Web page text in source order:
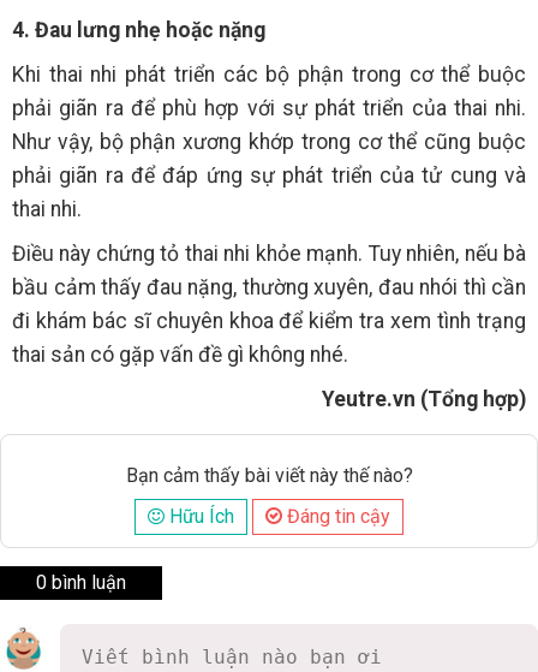
4. Đau lưng nhẹ hoặc nặng
Khi thai nhi phát triển các bộ phận trong cơ thể buộc
phải giãn ra để phù hợp với sự phát triển của thai nhi.
Như vậy, bộ phận xương khớp trong cơ thể cũng buộc
phải giãn ra để đáp ứng sự phát triển của tử cung và
thai nhi.
Điều này chứng tỏ thai nhi khỏe mạnh. Tuy nhiên, nếu bà
bầu cảm thấy đau nặng, thường xuyên, đau nhói thì cần
đi khám bác sĩ chuyên khoa để kiểm tra xem tình trạng
thai sản có gặp vấn đề gì không nhé.
Yeutre.vn (Tổng hợp)
Bạn cảm thấy bài viết này thế nào?
Hữu Ích
Đáng tin cậy
0 bình luận